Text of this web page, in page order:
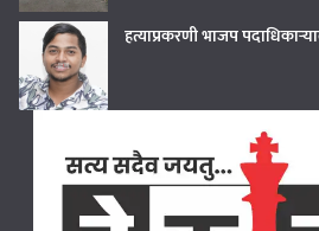
हत्याप्रकरणी भाजप